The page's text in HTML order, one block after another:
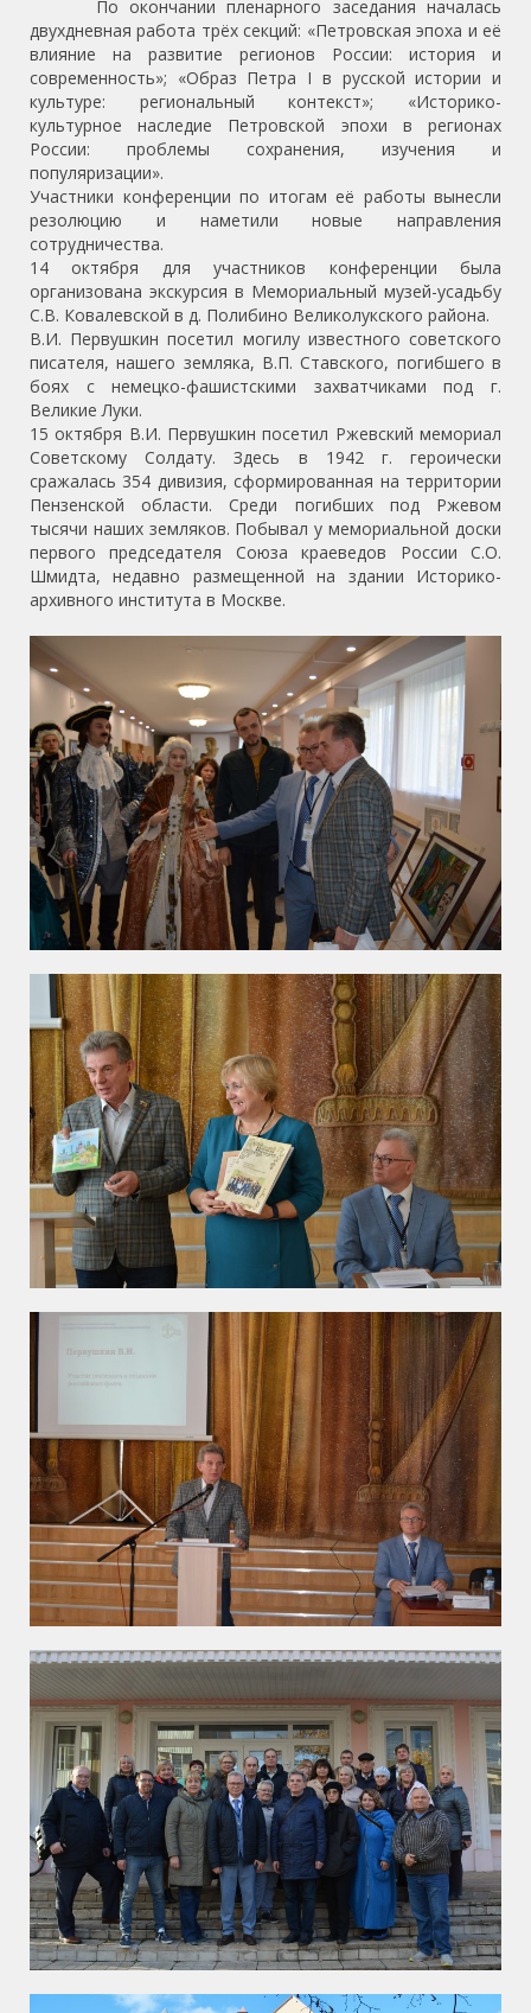
По окончании пленарного заседания началась
двухдневная работа трёх секций: «Петровская эпоха и её
влияние на развитие регионов России: история и
современность»; «Образ Петра I в русской истории и
культуре: региональный контекст»; «Историко-
культурное наследие Петровской эпохи в регионах
России: проблемы сохранения, изучения и
популяризации».
Участники конференции по итогам её работы вынесли
резолюцию и наметили новые направления
сотрудничества.
14 октября для участников конференции была
организована экскурсия в Мемориальный музей-усадьбу
С.В. Ковалевской в д. Полибино Великолукского района.
В.И. Первушкин посетил могилу известного советского
писателя, нашего земляка, В.П. Ставского, погибшего в
боях с немецко-фашистскими захватчиками под г.
Великие Луки.
15 октября В.И. Первушкин посетил Ржевский мемориал
Советскому Солдату. Здесь в 1942 г. героически
сражалась 354 дивизия, сформированная на территории
Пензенской области. Среди погибших под Ржевом
тысячи наших земляков. Побывал у мемориальной доски
первого председателя Союза краеведов России С.О.
Шмидта, недавно размещенной на здании Историко-
архивного института в Москве.